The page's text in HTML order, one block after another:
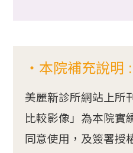
・本院補充說明 :
美麗新診所網站上所
比較影像」為本院實
同意使用，及簽署授